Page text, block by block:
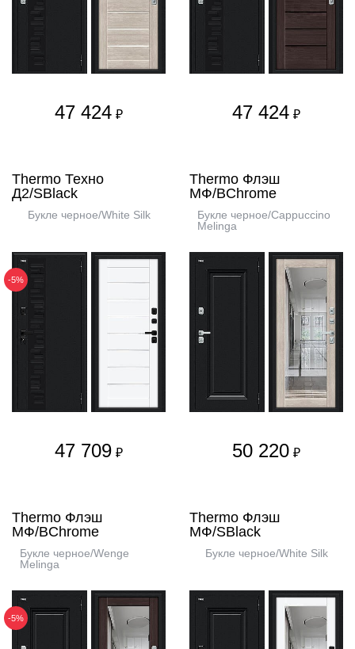
47 424 ₽ 47 424 ₽
Thermo Техно
Д2/SBlack
Букле черное/White Silk
-5%
47 709 ₽
Thermo Флэш
МФ/BChrome
Букле черное/Cappuccino
Melinga
50 220 ₽
Thermo Флэш
МФ/BChrome
Букле черное/Wenge
Melinga
-5%
Thermo Флэш
МФ/SBlack
Букле черное/White Silk